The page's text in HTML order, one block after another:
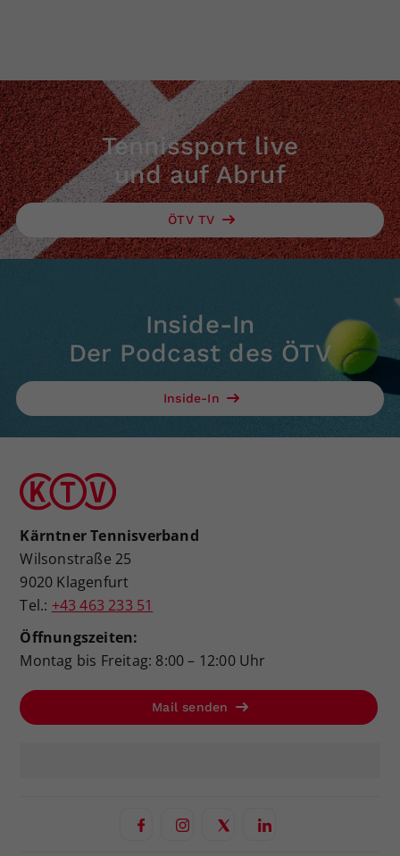
Tennissport live
und auf Abruf
ÖTV TV
Inside-In
Der Podcast des ÖTV
Inside-In
Kärntner Tennisverband
Wilsonstraße 25
9020 Klagenfurt
Tel.: +43 463 233 51
Öffnungszeiten:
Montag bis Freitag: 8:00 – 12:00 Uhr
Mail senden